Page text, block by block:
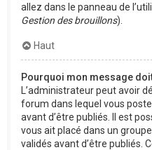
allez dans le panneau de
Gestion des brouillons).
Haut
Pourquoi mon message
L’administrateur peut avoir
forum dans lequel vous
avant d’être publiés. Il est
vous ait placé dans un
validés avant d’être publiés.